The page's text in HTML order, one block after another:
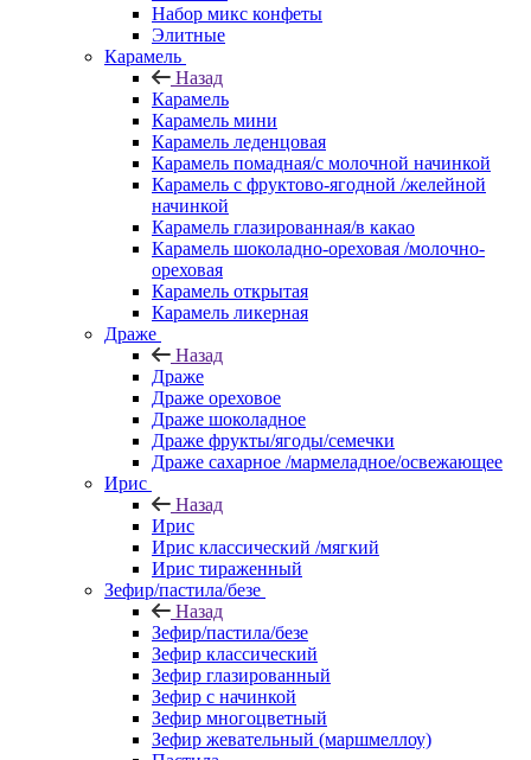
Набор микс конфеты
Элитные
Карамель
Назад
Карамель
Карамель мини
Карамель леденцовая
Карамель помадная/с молочной начинкой
Карамель с фруктово-ягодной /желейной
начинкой
Карамель глазированная/в какао
Карамель шоколадно-ореховая /молочно-
ореховая
Карамель открытая
Карамель ликерная
Драже
Назад
Драже
Драже ореховое
Драже шоколадное
Драже фрукты/ягоды/семечки
Драже сахарное /мармеладное/освежающее
Ирис
Назад
Ирис
Ирис классический /мягкий
Ирис тираженный
Зефир/пастила/безе
Назад
Зефир/пастила/безе
Зефир классический
Зефир глазированный
Зефир с начинкой
Зефир многоцветный
Зефир жевательный (маршмеллоу)